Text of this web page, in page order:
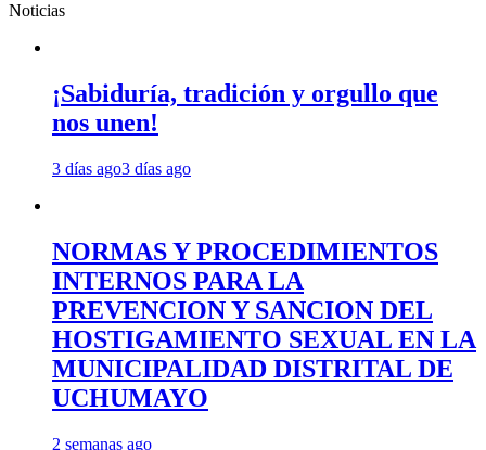
Noticias
¡Sabiduría, tradición y orgullo que
nos unen!
3 días ago3 días ago
NORMAS Y PROCEDIMIENTOS
INTERNOS PARA LA
PREVENCION Y SANCION DEL
HOSTIGAMIENTO SEXUAL EN LA
MUNICIPALIDAD DISTRITAL DE
UCHUMAYO
2 semanas ago